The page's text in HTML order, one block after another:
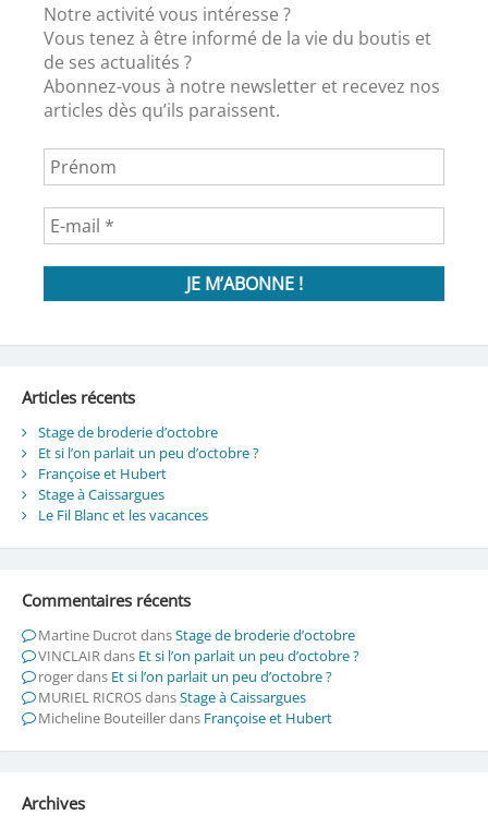
Notre activité vous intéresse ?
Vous tenez à être informé de la vie du boutis et
de ses actualités ?
Abonnez-vous à notre newsletter et recevez nos
articles dès qu’ils paraissent.
Articles récents
Stage de broderie d’octobre
Et si l’on parlait un peu d’octobre ?
Françoise et Hubert
Stage à Caissargues
Le Fil Blanc et les vacances
Commentaires récents
Martine DucrotdansStage de broderie d’octobre
VINCLAIRdans Et si l’on parlait un peu d’octobre ?
rogerdans Et si l’on parlait un peu d’octobre ?
MURIEL RICROSdansStage à Caissargues
Micheline Bouteillerdans Françoise et Hubert
Archives